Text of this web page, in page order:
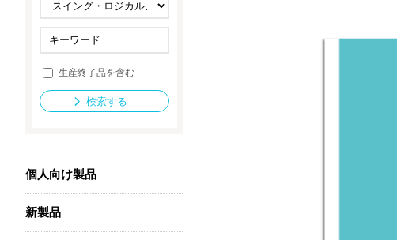
防災・
セキュリティ用品
法人向け製品
導入事例
生産終了品を含む
検索する
個人向け製品
新製品